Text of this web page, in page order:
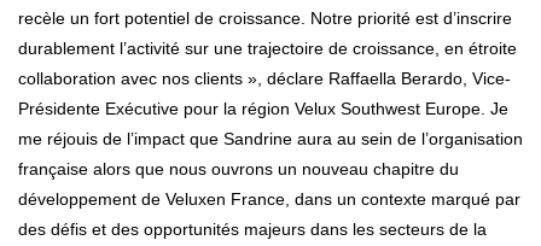
recèle un fort potentiel de croissance. Notre priorité est d’inscrire
durablement l’activité sur une trajectoire de croissance, en étroite
collaboration avec nos clients », déclare Raffaella Berardo, Vice-
Présidente Exécutive pour la région Velux Southwest Europe. Je
me réjouis de l’impact que Sandrine aura au sein de l’organisation
française alors que nous ouvrons un nouveau chapitre du
développement de Veluxen France, dans un contexte marqué par
des défis et des opportunités majeurs dans les secteurs de la